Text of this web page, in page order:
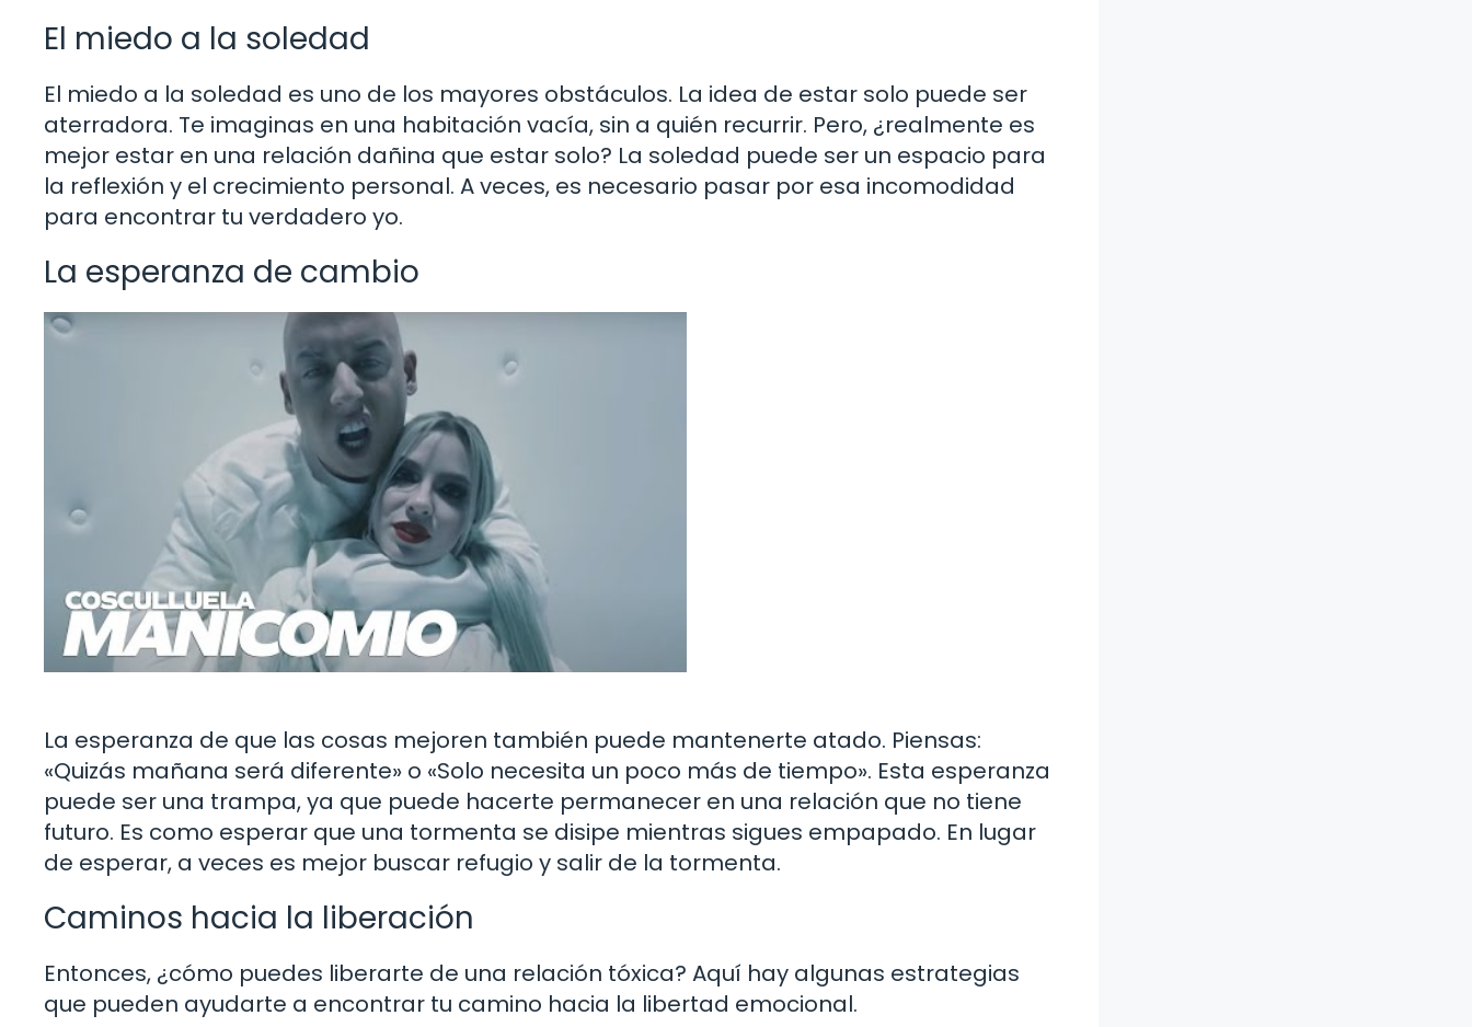
El miedo a la soledad
El miedo a la soledad es uno de los mayores obstáculos. La idea de estar solo puede ser
aterradora. Te imaginas en una habitación vacía, sin a quién recurrir. Pero, ¿realmente es
mejor estar en una relación dañina que estar solo? La soledad puede ser un espacio para
la reflexión y el crecimiento personal. A veces, es necesario pasar por esa incomodidad
para encontrar tu verdadero yo.
La esperanza de cambio
La esperanza de que las cosas mejoren también puede mantenerte atado. Piensas:
«Quizás mañana será diferente» o «Solo necesita un poco más de tiempo». Esta esperanza
puede ser una trampa, ya que puede hacerte permanecer en una relación que no tiene
futuro. Es como esperar que una tormenta se disipe mientras sigues empapado. En lugar
de esperar, a veces es mejor buscar refugio y salir de la tormenta.
Caminos hacia la liberación
Entonces, ¿cómo puedes liberarte de una relación tóxica? Aquí hay algunas estrategias
que pueden ayudarte a encontrar tu camino hacia la libertad emocional.